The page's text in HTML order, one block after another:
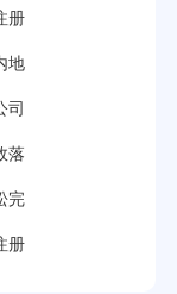
册
地
司
落
完
册